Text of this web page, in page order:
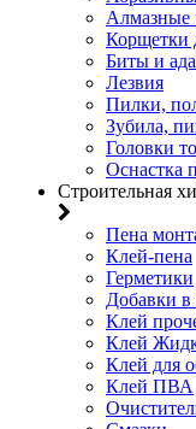
Алмазные
Корщетки
Биты и
Лезвия
Пилки,
Зубила,
Головки
Оснастка
Строительная
Пена
Клей-пена
Герметики
Добавки в
Клей
Клей
Клей для
Клей ПВА